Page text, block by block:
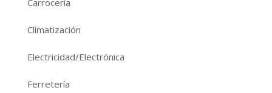
Carrocería
Climatización
Electricidad/Electrónica
Ferretería